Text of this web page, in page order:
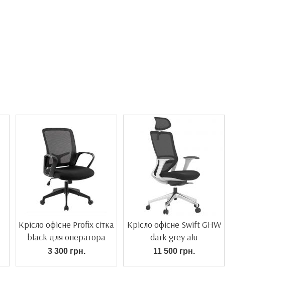
Крісло офісне Profix сітка
black для оператора
3 300 грн.
Крісло офісне Swift GHW
dark grey alu
11 500 грн.